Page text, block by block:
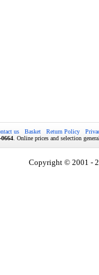
us Basket Return Policy
0664 . Online prices and selection
Copyright © 2001 -